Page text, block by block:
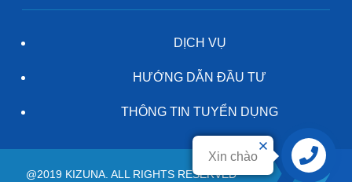
Liên hệ
Xin chào
DỊCH VỤ
HƯỚNG DẪN ĐẦU TƯ
THÔNG TIN TUYỂN DỤNG
@2019 KIZUNA. ALL RIGHTS RESERVED